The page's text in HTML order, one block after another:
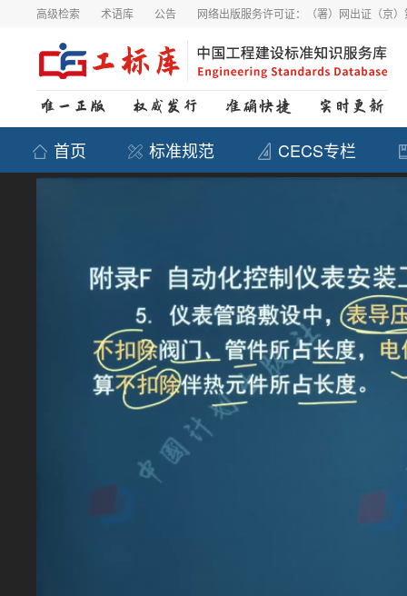
高级检索 术语库 公告 网络出版服务许可证：（署）网出证（京
首页 标准规范 CECS专栏